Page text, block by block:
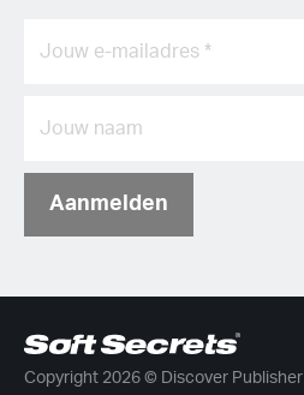
Aanmelden
Copyright 2026 © Discover Publisher